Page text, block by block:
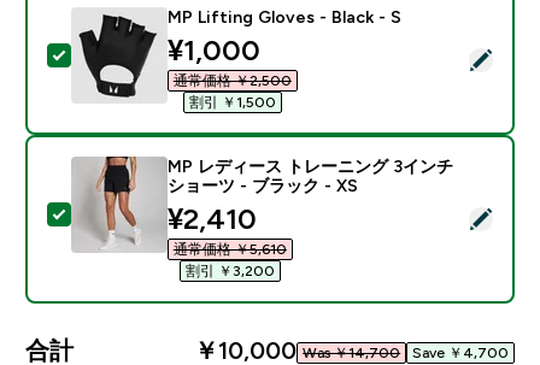
この商品を選択 - MP Lifting Gloves - Black - S
MP Lifting Gloves - Black - S
discounted price
¥1,000‎
通常価格 ￥2,500‎
割引 ￥1,500‎
この商品を選択 - MP レディース トレーニング 3イン
MP レディース トレーニング 3インチ
ショーツ - ブラック - XS
discounted price
¥2,410‎
通常価格 ￥5,610‎
割引 ￥3,200‎
合計 ￥10,000‎ Was ￥14,700‎ Save ￥4,700‎